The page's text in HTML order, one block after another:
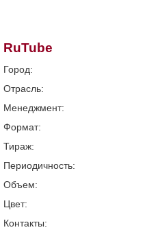
RuTube
Город:
Отрасль:
Менеджмент:
Формат:
Тираж:
Периодичность:
Объем:
Цвет:
Контакты: